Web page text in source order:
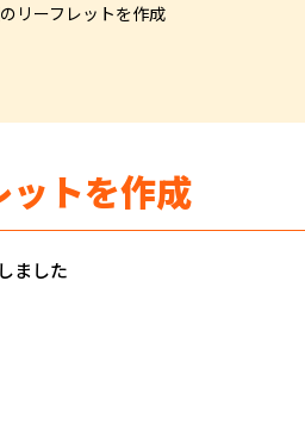
リーフレットを作成
ットを作成
ました